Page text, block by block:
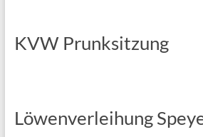
KVW Prunksitzung
Löwenverleihung